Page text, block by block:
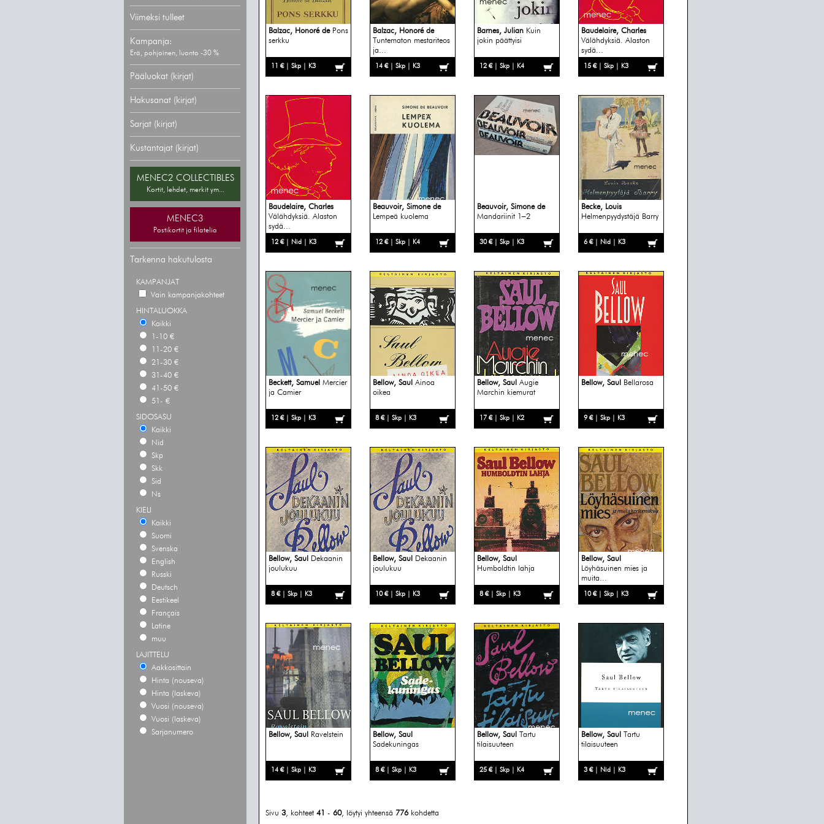
Viimeksi tulleet
Kampanja:
Erä, pohjoinen, luonto -30 %
Pääluokat (kirjat)
Hakusanat (kirjat)
Sarjat (kirjat)
Kustantajat (kirjat)
MENEC2 COLLECTIBLES
Kortit, lehdet, merkit ym...
MENEC3
Postikortit ja filatelia
Tarkenna hakutulosta
KAMPANJAT
Vain kampanjakohteet
HINTALUOKKA
Kaikki
1-10 €
11-20 €
21-30 €
31-40 €
41-50 €
51- €
SIDOSASU
Kaikki
Nid
Skp
Skk
Sid
Ns
KIELI
Kaikki
Suomi
Svenska
English
Russki
Deutsch
Eestikeel
Français
Latine
muu
LAJITTELU
Aakkosittain
Hinta (nouseva)
Hinta (laskeva)
Vuosi (nouseva)
Vuosi (laskeva)
Sarjanumero
Balzac, Honoré de Pons
serkku
11 € | Skp | K3
Balzac, Honoré de
Tuntematon mestariteos
ja...
14 € | Skp | K3
Barnes, Julian Kuin
jokin päättyisi
12 € | Skp | K4
Baudelaire, Charles
Välähdyksiä. Alaston
sydä...
15 € | Skp | K3
Baudelaire, Charles
Välähdyksiä. Alaston
sydä...
12 € | Nid | K3
Beauvoir, Simone de
Lempeä kuolema
12 € | Skp | K4
Beauvoir, Simone de
Mandariinit 1–2
30 € | Skp | K3
Becke, Louis
Helmenpyydystäjä Barry
6 € | Nid | K3
Beckett, Samuel Mercier
ja Camier
12 € | Skp | K3
Bellow, Saul Ainoa
oikea
8 € | Skp | K3
Bellow, Saul Augie
Marchin kiemurat
17 € | Skp | K2
Bellow, Saul Bellarosa
9 € | Skp | K3
Bellow, Saul
Dekaanin
joulukuu
8 € | Skp | K3
Bellow, Saul
Dekaanin
joulukuu
10 € | Skp | K3
Bellow, Saul
Humboldtin lahja
8 € | Skp | K3
Bellow, Saul
Löyhäsuinen mies ja
muita...
10 € | Skp | K3
Bellow, Saul Ravelstein
14 € | Skp | K3
Bellow, Saul
Sadekuningas
8 € | Skp | K3
Bellow, Saul Tartu
tilaisuuteen
25 € | Skp | K4
Bellow, Saul Tartu
tilaisuuteen
3 € | Nid | K3
Sivu 3, kohteet 41 - 60, löytyi yhteensä 776kohdetta